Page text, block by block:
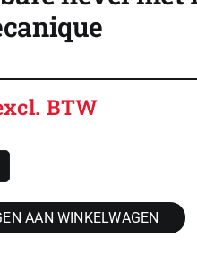
BTW
AAN WINKELWAGEN